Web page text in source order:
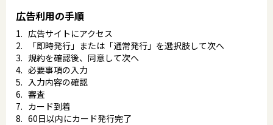
広告利用の手順
広告サイトにアクセス
「即時発行」または「通常発行」を選択肢して次へ
規約を確認後、同意して次へ
必要事項の入力
入力内容の確認
審査
カード到着
60日以内にカード発行完了